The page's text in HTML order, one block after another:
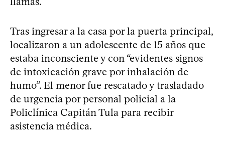
Tras ingresar a la casa por la puerta principal,
localizaron a un adolescente de 15 años que
estaba inconsciente y con “evidentes signos
de intoxicación grave por inhalación de
humo”. El menor fue rescatado y trasladado
de urgencia por personal policial a la
Policlínica Capitán Tula para recibir
asistencia médica.